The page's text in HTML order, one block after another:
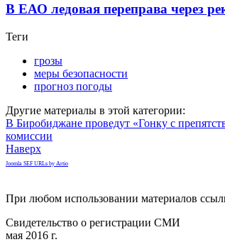
В ЕАО ледовая переправа через
Теги
грозы
меры безопасности
прогноз погоды
Другие материалы в этой категории:
В Биробиджане проведут «Гонку с
комиссии
Наверх
Joomla SEF URLs by Artio
При любом использовании материалов
Свидетельство о регистрации СМИ
мая 2016 г.